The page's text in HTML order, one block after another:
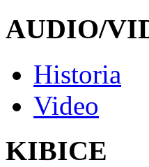
AUDIO/
Historia
Video
KIBICE